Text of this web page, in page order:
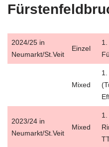
2024/25 in
Neumarkt/St.Veit
Einzel
Mixed
2023/24 in
Neumarkt/St.Veit
Mixed
1.